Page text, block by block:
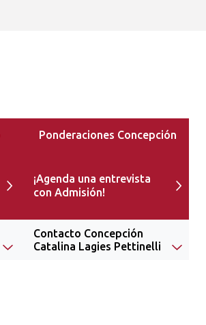
Ponderaciones Concepción
¡Agenda una entrevista
con Admisión!
Contacto Concepción
Catalina Lagies Pettinelli